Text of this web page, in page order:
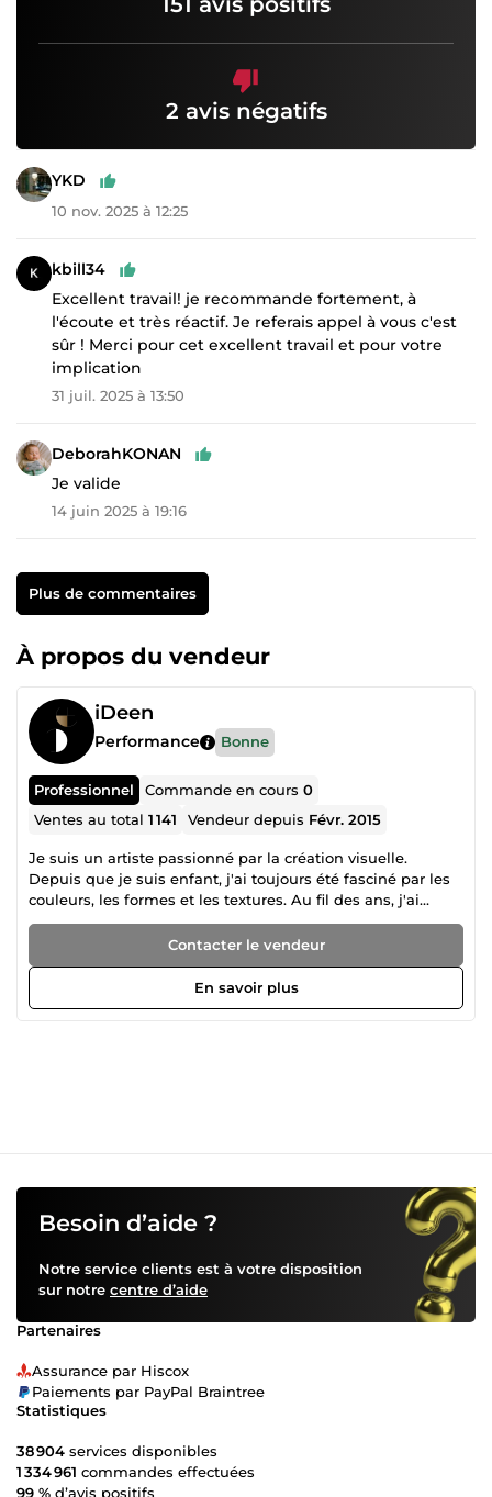
2 avis négatifs
YKD
10 nov. 2025 à 12:25
kbill34
Excellent travail! je recommande fortement, à
l'écoute et très réactif. Je referais appel à vous c'est
sûr ! Merci pour cet excellent travail et pour votre
implication
31 juil. 2025 à 13:50
DeborahKONAN
Je valide
14 juin 2025 à 19:16
Plus de commentaires
À propos du vendeur
iDeen
Performance Bonne
Professionnel Commande en cours0
Ventes au total1 141 Vendeur depuis Févr. 2015
Je suis un artiste passionné par la création visuelle.
Depuis que je suis enfant, j'ai toujours été fasciné par les
couleurs, les formes et les textures. Au fil des ans, j'ai
développé mes compétences et mes connaissances pour
devenir un expert en graphisme. Je suis constamment à la
recherche de nouvelles sources d'inspiration pour
alimenter mon imagination et créer des designs uniques
et remarquables. Chaque projet est un défi pour moi, et
travail et je m'engage à fournir un service de qualité
supérieure à chaque client. Si vous cherchez un graphiste
talentueux qui peut donner vie à vos idées et les
transformer en un design percutant, n'hésitez pas à me
contacter.
Contacter le vendeur
En savoir plus
Besoin d’aide ?
Notre service clients est à votre disposition
sur notre centre d’aide
Partenaires
Assurance par Hiscox
Paiements par PayPal Braintree
Statistiques
38 904 services disponibles
1 334 961 commandes effectuées
99 % d’avis positifs